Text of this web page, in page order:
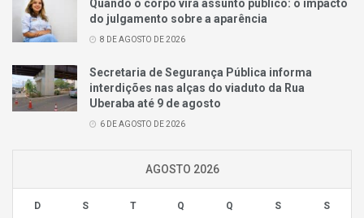
Quando o corpo vira assunto público: o impacto
do julgamento sobre a aparência
8 DE AGOSTO DE 2026
Secretaria de Segurança Pública informa
interdições nas alças do viaduto da Rua
Uberaba até 9 de agosto
6 DE AGOSTO DE 2026
AGOSTO 2026
D S T Q Q S S